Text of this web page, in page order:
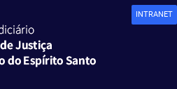
INTRANET